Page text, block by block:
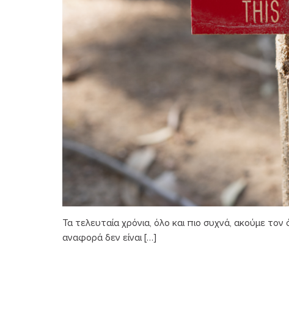
Τα τελευταία χρόνια, όλο και πιο συχνά, ακούμε
αναφορά δεν είναι […]